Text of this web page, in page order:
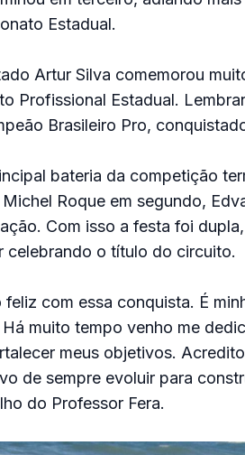
Estadual.
Artur Silva comemorou
Profissional Estadual.
Brasileiro Pro,
bateria da competição
Roque em segundo,
Com isso a festa foi
celebrando o título do circuito.
feliz com essa conquista. É
muito tempo venho me
meus objetivos.
de sempre evoluir para
do Professor Fera.